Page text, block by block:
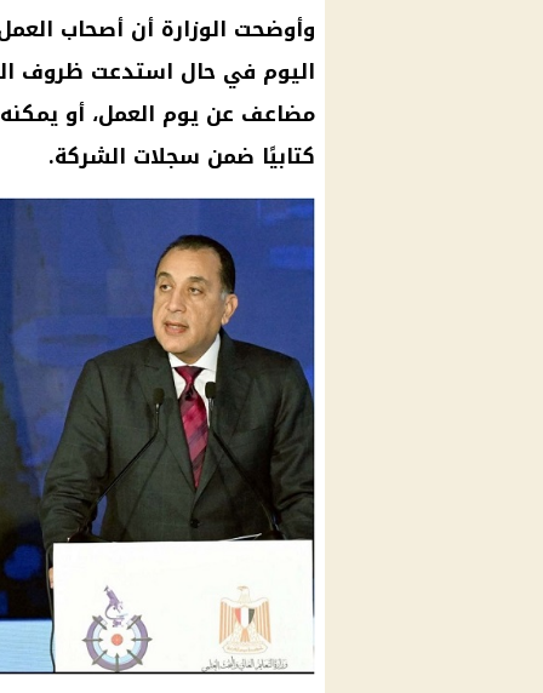
وأوضحت الوزارة أن أصحاب
اليوم في حال استدعت ظروف
مضاعف عن يوم العمل، أو
كتابيًا ضمن سجلات الشركة.